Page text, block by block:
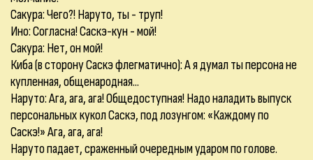
Сакура: Чего?! Наруто, ты - труп!
Ино: Согласна! Саскэ-кун - мой!
Сакура: Нет, он мой!
Киба (в сторону Саскэ флегматично): А я думал ты персона не
купленная, общенародная...
Наруто: Ага, ага, ага! Общедоступная! Надо наладить выпуск
персональных кукол Саскэ, под лозунгом: «Каждому по
Саскэ!» Ага, ага, ага!
Наруто падает, сраженный очередным ударом по голове.